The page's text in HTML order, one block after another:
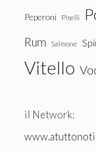
Peperoni Piselli
Rum Salmone
Vitello
il Network: